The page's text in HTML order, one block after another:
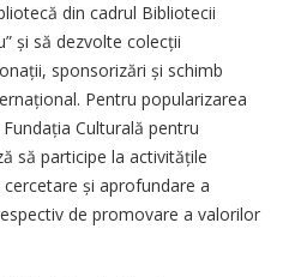
din cadrul Bibliotecii
și să dezvolte colecții
sponsorizări și schimb
Pentru popularizarea
Culturală pentru
să participe la activitățile
și aprofundare a
de promovare a valorilor